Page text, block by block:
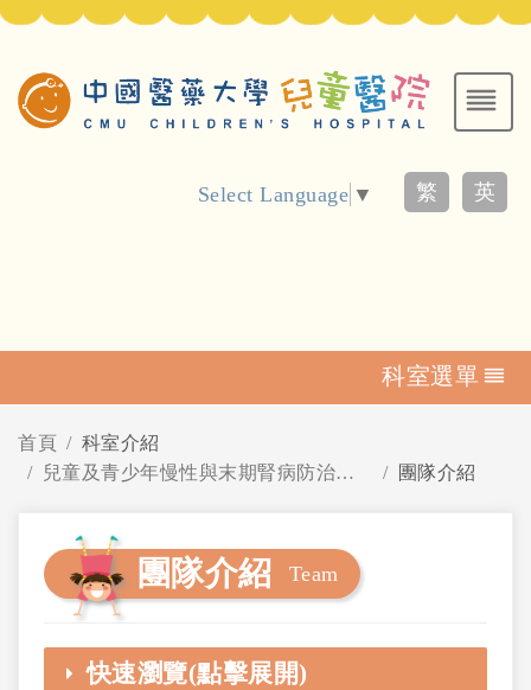
Select Language ▼ 繁 英
科室選單
首頁
科室介紹
兒童及青少年慢性與末期腎病防治中心
團隊介紹
團隊介紹 Team
快速瀏覽(點擊展開)